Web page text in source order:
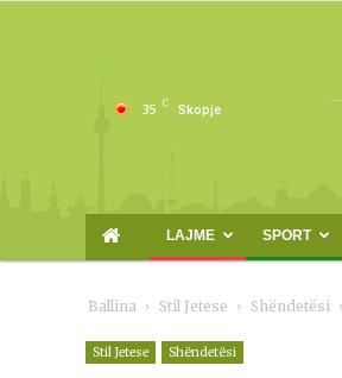
35 C Skopje
LAJME SPORT
Ballina Stil Jetese Shëndetësi
Stil Jetese Shëndetësi